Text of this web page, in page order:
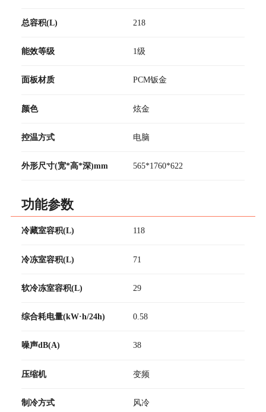
总容积(L) 218
能效等级 1级
面板材质 PCM钣金
颜色 炫金
控温方式 电脑
外形尺寸(宽*高*深)mm 565*1760*622
功能参数
冷藏室容积(L) 118
冷冻室容积(L) 71
软冷冻室容积(L) 29
综合耗电量(kW·h/24h) 0.58
噪声dB(A) 38
压缩机 变频
制冷方式 风冷